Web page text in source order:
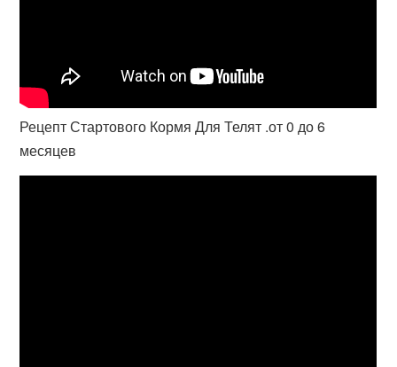
Рецепт Стартового Кормя Для Телят .от 0 до 6
месяцев